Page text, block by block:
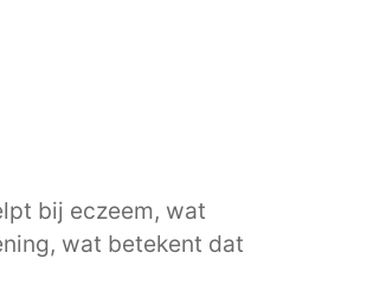
bij eczeem, wat
wat betekent dat